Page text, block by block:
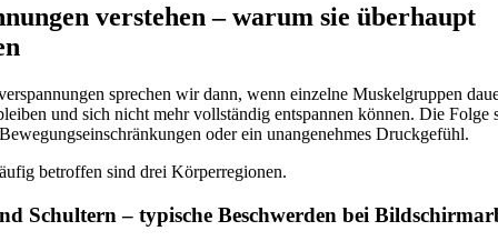
verstehen – warum sie überhaupt
sprechen wir dann, wenn einzelne Muskelgruppen
und sich nicht mehr vollständig entspannen können. Die Folge
oder ein unangenehmes Druckgefühl.
betroffen sind drei Körperregionen.
Schultern – typische Beschwerden bei